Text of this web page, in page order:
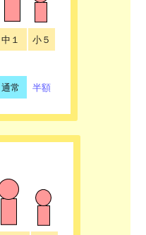
中１ 小５
通常 半額